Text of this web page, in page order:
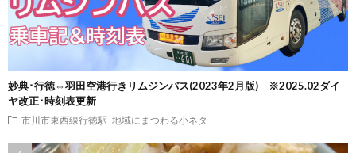
妙典･行徳⇔羽田空港行きリムジンバス(2023年2月版) ※2025.02ダイ
ヤ改正･時刻表更新
市川市東西線行徳駅 地域にまつわる小ネタ